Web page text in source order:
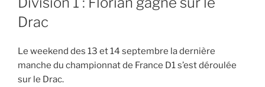
Drac
Le weekend des 13 et 14 septembre la dernière
manche du championnat de France D1 s’est déroulée
sur le Drac.